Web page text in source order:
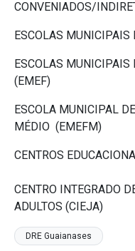
CONVENIADOS/
ESCOLAS MUNICIPAIS
ESCOLAS MUNICIPAIS
(EMEF)
ESCOLA MUNICIPAL
MÉDIO (EMEFM)
CENTROS
CENTRO INTEGRADO
ADULTOS (CIEJA)
DRE Guaianases